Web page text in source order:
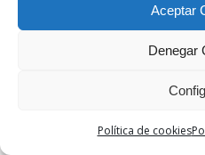
Aceptar
Denegar
Política de cookies